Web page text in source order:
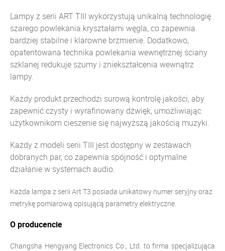
Lampy z serii ART TIII wykorzystują unikalną technologię
szarego powlekania kryształami węgla, co zapewnia
bardziej stabilne i klarowne brzmienie. Dodatkowo,
opatentowana technika powlekania wewnętrznej ściany
szklanej redukuje szumy i zniekształcenia wewnątrz
lampy.
Każdy produkt przechodzi surową kontrolę jakości, aby
zapewnić czysty i wyrafinowany dźwięk, umożliwiając
użytkownikom cieszenie się najwyższą jakością muzyki.
Każdy z modeli serii TIII jest dostępny w zestawach
dobranych par, co zapewnia spójność i optymalne
działanie w systemach audio.
Każda lampa z serii Art T3 posiada unikatowy numer seryjny oraz
metrykę pomiarową opisującą parametry elektryczne.
O producencie
Changsha Hengyang Electronics Co., Ltd. to firma specjalizująca